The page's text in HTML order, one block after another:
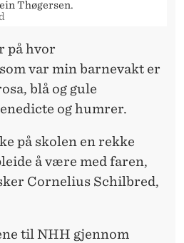
Thøgersen.
på hvor
var min barnevakt er
blå og gule
og humrer.
på skolen en rekke
å være med faren,
Cornelius Schilbred,
til NHH gjennom